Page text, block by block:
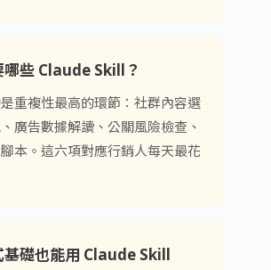
哪些 Claude Skill？
重複性最高的環節：社群內容選
廣告數據解讀、公關風險檢查、
本。這六項對應行銷人每天最花
基礎也能用 Claude Skill